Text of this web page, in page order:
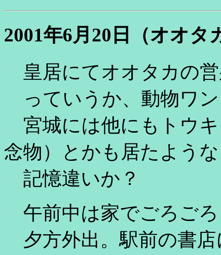
2001年6月20日（オオタ
皇居にてオオタカの
っていうか、動物ワ
宮城には他にもトウ
念物）とかも居たよう
記憶違いか？
午前中は家でごろご
夕方外出。駅前の書店